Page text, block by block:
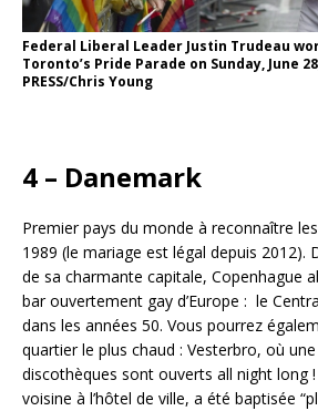
Federal Liberal Leader Justin Trudeau
Toronto’s Pride Parade on Sunday, June
PRESS/Chris Young
4 – Danemark
Premier pays du monde à reconnaître
1989 (le mariage est légal depuis 2012).
de sa charmante capitale, Copenhague
bar ouvertement gay d’Europe : le
dans les années 50. Vous pourrez
quartier le plus chaud : Vesterbro, où
discothèques sont ouverts all night long !
voisine à l’hôtel de ville, a été baptisée